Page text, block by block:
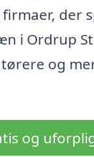
der
i Ordrup
og
og